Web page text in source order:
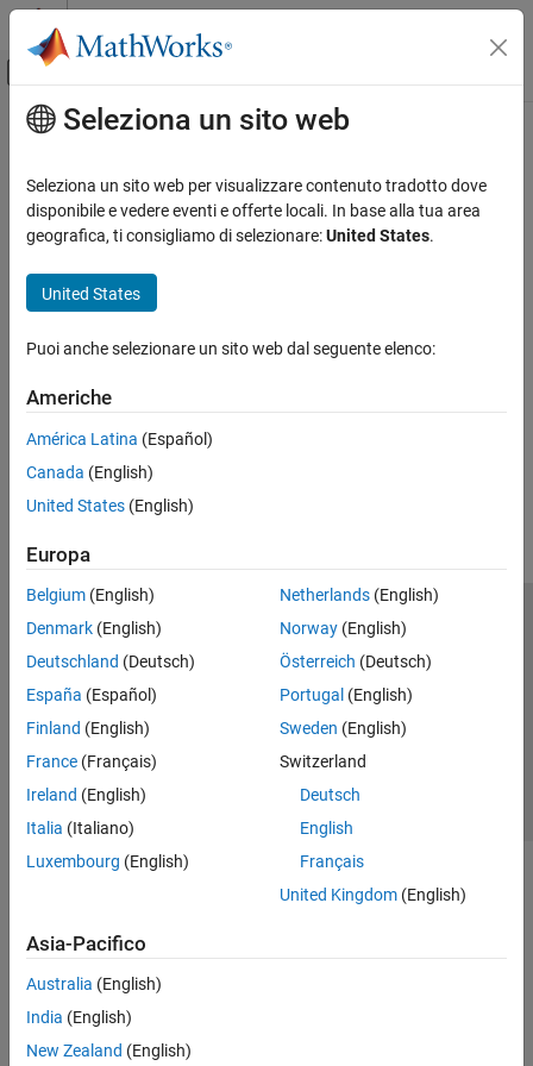
Vai al contenuto
Attiva/disattiva menu di navigazione
Pagina iniziale della documentazione
Contenuto principale
Seleziona un sito web
Seleziona un sito web per visualizzare contenuto tradotto dove
disponibile e vedere eventi e offerte locali. In base alla tua area
geografica, ti consigliamo di selezionare:United States.
United States
Puoi anche selezionare un sito web dal seguente elenco:
Americhe
América Latina (Español)
Canada (English)
United States (English)
Europa
Belgium (English)
Denmark (English)
Deutschland (Deutsch)
España (Español)
Finland (English)
France (Français)
Ireland (English)
Italia (Italiano)
Luxembourg (English)
Netherlands(English)
Norway(English)
Österreich (Deutsch)
Portugal (English)
Sweden (English)
Switzerland
Deutsch
English
Français
United Kingdom(English)
Asia-Pacifico
Australia (English)
India (English)
New Zealand (English)
Centro di fiducia
Informativa sulla privacy
Antipirateria
Stato dell'applicazione
Contatti
© 1994-2026 The MathWorks, Inc.